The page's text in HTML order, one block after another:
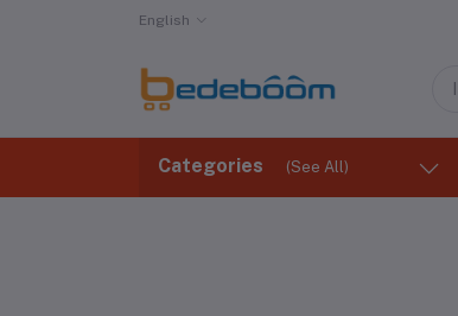
English
Categories (See All)